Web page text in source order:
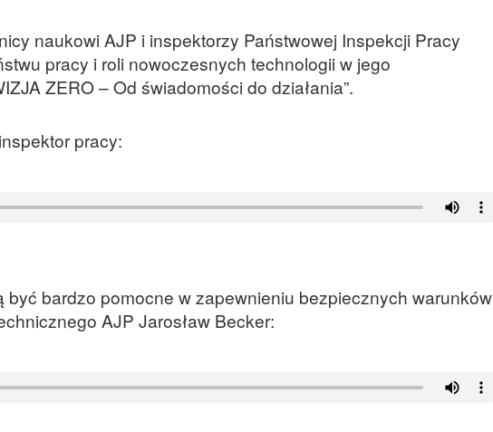
naukowi AJP i inspektorzy Państwowej Inspekcji Pracy
pracy i roli nowoczesnych technologii w jego
ZERO – Od świadomości do działania”.
pracy:
bardzo pomocne w zapewnieniu bezpiecznych warunków
AJP Jarosław Becker: